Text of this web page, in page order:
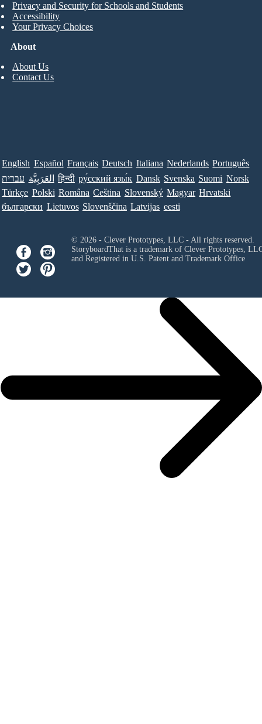
About
About Us
Contact Us
Privacy and Security for Schools and Students
Accessibility
Your Privacy Choices
English Español Français Deutsch Italiana Nederlands Português
עברית العَرَبِيَّة हिन्दी ру́сский язы́к Dansk Svenska Suomi Norsk
Türkçe Polski Româna Ceština Slovenský Magyar Hrvatski
български Lietuvos Slovenščina Latvijas eesti
© 2026 - Clever Prototypes, LLC - All rights reserved.
StoryboardThat is a trademark of Clever Prototypes,
and Registered in U.S. Patent and Trademark Office